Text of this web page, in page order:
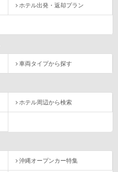
ホテル出発・返却プラン
車両タイプから探す
ホテル周辺から検索
沖縄オープンカー特集